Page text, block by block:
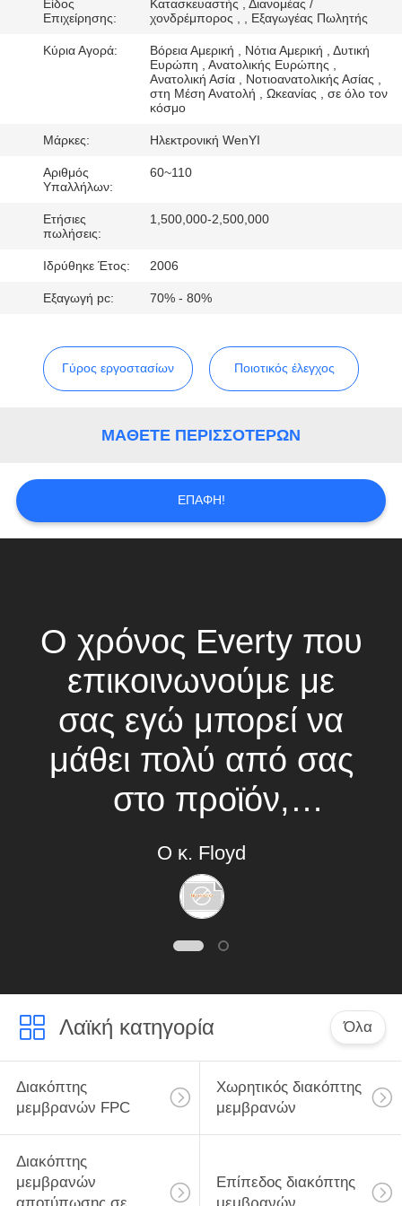
ΈΛΕΓΧΟΣ
ΜΑΣ
ΕΠΑΦΉ
ΖΗΤΉΣΤΕ
ΈΝΑ
ΑΠΌΣΠΑΣΜΑ
SITEMAP
Είδος
Επιχείρησης:
Κατασκευαστής , Διανομέας /
χονδρέμπορος , , Εξαγωγέας Πωλητής
Κύρια Αγορά:
Βόρεια Αμερική , Νότια Αμερική , Δυτική
Ευρώπη , Ανατολικής Ευρώπης ,
Ανατολική Ασία , Νοτιοανατολικής Ασίας ,
στη Μέση Ανατολή , Ωκεανίας , σε όλο τον
κόσμο
Μάρκες: Ηλεκτρονική WenYI
Αριθμός
Υπαλλήλων:
60~110
Ετήσιες
πωλήσεις:
1,500,000-2,500,000
Ιδρύθηκε Έτος: 2006
Εξαγωγή pc: 70% - 80%
Γύρος εργοστασίων Ποιοτικός έλεγχος
ΜΆΘΕΤΕ ΠΕΡΙΣΣΌΤΕΡΩΝ
ΕΠΑΦΉ!
Ο χρόνος Everty που
επικοινωνούμε με
σας εγώ μπορεί να
μάθει πολύ από σας
στο προϊόν,
πραγματικό ένας
εμπειρογνώμονας
στο διακόπτη
μεμβρανών
Ο κ. Floyd
Λαϊκή κατηγορία Όλα
Διακόπτης
μεμβρανών FPC
Χωρητικός διακόπτης
μεμβρανών
Διακόπτης
μεμβρανών
Επίπεδος διακόπτης